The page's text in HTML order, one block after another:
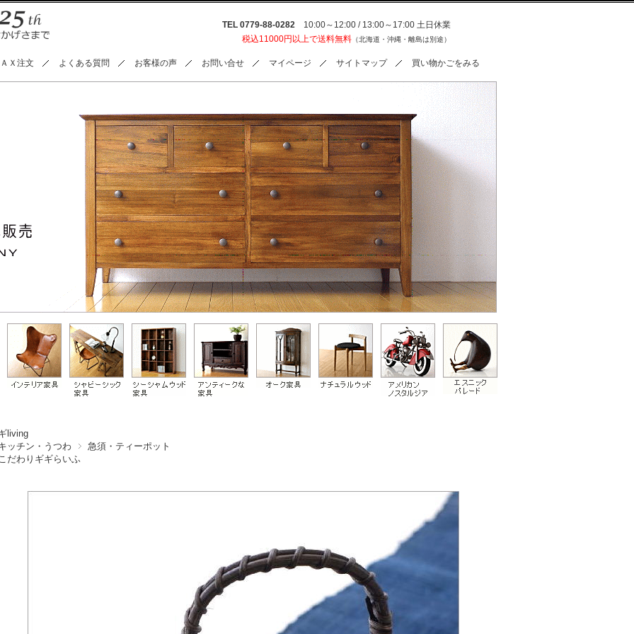
TEL 0779-88-0282 10:00～12:00 / 13:00～17:00 土日休業
税込11000円以上で送料無料 （北海道・沖縄・離島は別途）
Ｘ注文 よくある質問 お客様の声 お問い合せ マイページ サイトマップ 買い物かごをみる
living
ッチン・うつわ
急須・ティーポット
だわりギギらいふ